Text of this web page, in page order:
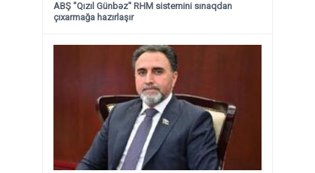
ABŞ "Qızıl Günbəz" RHM sistemini sınaqdan
çıxarmağa hazırlaşır